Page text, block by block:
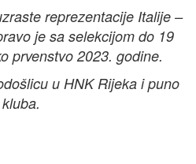
reprezentacije Italije –
je sa selekcijom do 19
prvenstvo 2023. godine.
u HNK Rijeka i puno